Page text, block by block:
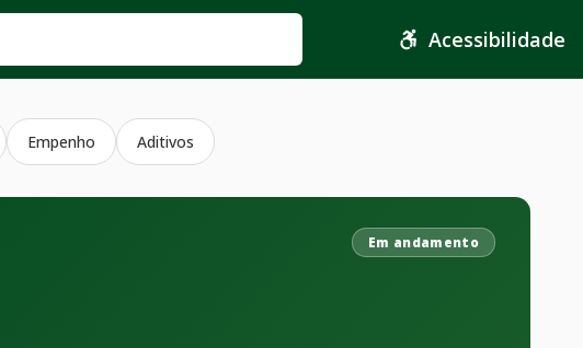
Acessibilidade
Empenho Aditivos
Em andamento